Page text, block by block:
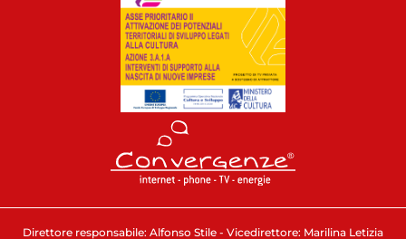
Direttore responsabile: Alfonso Stile - Vicedirettore: Marilina Letizia